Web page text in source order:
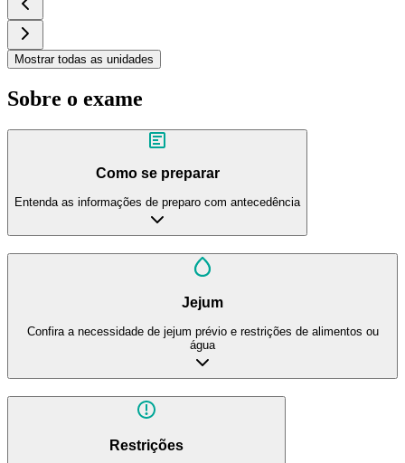
Mostrar todas as unidades
Sobre o exame
Como se preparar
Entenda as informações de preparo com antecedência
Jejum
Confira a necessidade de jejum prévio e restrições de alimentos ou
água
Restrições